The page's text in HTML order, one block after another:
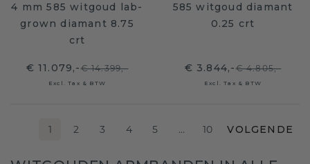
4 mm 585 witgoud lab-
grown diamant 8.75
crt
€ 11.079,-€ 14.399,-
Excl. Tax & BTW
585 witgoud diamant
0.25 crt
€ 3.844,-€ 4.805,-
Excl. Tax & BTW
1 2 3 4 5 … 10 VOLGENDE